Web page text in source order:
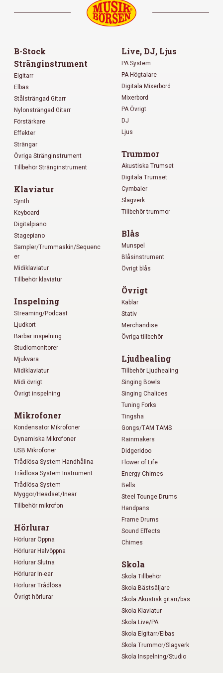
B-Stock
Stränginstrument
Elgitarr
Elbas
Stålsträngad Gitarr
Nylonsträngad Gitarr
Förstärkare
Effekter
Strängar
Övriga Stränginstrument
Tillbehör Stränginstrument
Klaviatur
Synth
Keyboard
Digitalpiano
Stagepiano
Sampler/Trummaskin/Sequenc
er
Midiklaviatur
Tillbehör klaviatur
Inspelning
Streaming/Podcast
Ljudkort
Bärbar inspelning
Studiomonitorer
Mjukvara
Midiklaviatur
Midi övrigt
Övrigt inspelning
Mikrofoner
Kondensator Mikrofoner
Dynamiska Mikrofoner
USB Mikrofoner
Trådlösa System Handhållna
Trådlösa System Instrument
Trådlösa System
Myggor/Headset/Inear
Tillbehör mikrofon
Hörlurar
Hörlurar Öppna
Hörlurar Halvöppna
Hörlurar Slutna
Hörlurar In-ear
Hörlurar Trådlösa
Övrigt hörlurar
Live, DJ, Ljus
PA System
PA Högtalare
Digitala Mixerbord
Mixerbord
PA Övrigt
DJ
Ljus
Trummor
Akustiska Trumset
Digitala Trumset
Cymbaler
Slagverk
Tillbehör trummor
Blås
Munspel
Blåsinstrument
Övrigt blås
Övrigt
Kablar
Stativ
Merchandise
Övriga tillbehör
Ljudhealing
Tillbehör Ljudhealing
Singing Bowls
Singing Chalices
Tuning Forks
Tingsha
Gongs/TAM TAMS
Rainmakers
Didgeridoo
Flower of Life
Energy Chimes
Bells
Steel Tounge Drums
Handpans
Frame Drums
Sound Effects
Chimes
Skola
Skola Tillbehör
Skola Bästsäljare
Skola Akustisk gitarr/bas
Skola Klaviatur
Skola Live/PA
Skola Elgitarr/Elbas
Skola Trummor/Slagverk
Skola Inspelning/Studio